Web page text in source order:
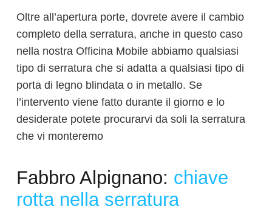
Oltre all’apertura porte, dovrete avere il cambio
completo della serratura, anche in questo caso
nella nostra Officina Mobile abbiamo qualsiasi
tipo di serratura che si adatta a qualsiasi tipo di
porta di legno blindata o in metallo. Se
l’intervento viene fatto durante il giorno e lo
desiderate potete procurarvi da soli la serratura
che vi monteremo
Fabbro Alpignano: chiave
rotta nella serratura